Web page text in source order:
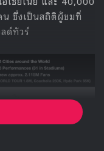
น ซึ่งเป็นสถิติผู้ชมที่
ด์ทัวร์